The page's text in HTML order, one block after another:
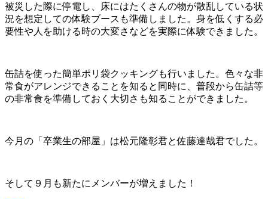
被災した際に停電し、床にはたくさんの物が散乱している状
況を想定しての体験ブースも準備しました。身を低くする必
要性や人を助ける時の大変さなどを実際に体験できました。
缶詰を使った簡単ポリ袋クッキングも行いました。色々な非
常食がアレンジできることを知ると同時に、普段から缶詰等
の非常食を準備しておく大切さも知ることができました。
今月の「卒業生の部屋」は松元隆彰君と佐藤達哉君でした。
そして９月も新たにメンバーが増えました！